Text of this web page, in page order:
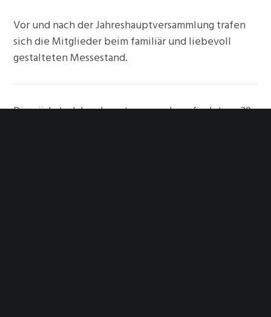
Vor und nach der Jahreshauptversammlung trafen
sich die Mitglieder beim familiär und liebevoll
gestalteten Messestand.
Die nächste Jahreshauptversammlung findet am 29.